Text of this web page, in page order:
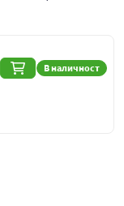
В наличност